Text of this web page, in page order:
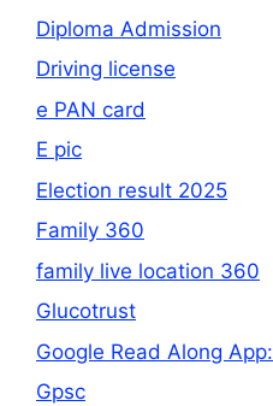
Diploma Admission
Driving license
e PAN card
E pic
Election result 2025
Family 360
family live location 360
Glucotrust
Google Read Along App:
Gpsc